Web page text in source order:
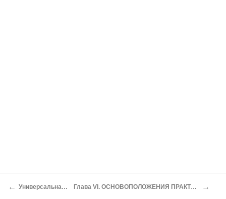
← Универсальная наука Глава VI. ОСНОВОПОЛОЖЕНИЯ ПРАКТИЧЕСКИХ НАУК →